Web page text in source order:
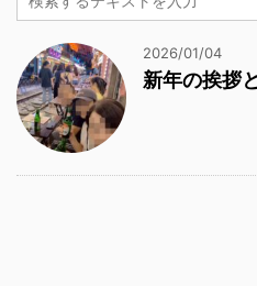
2026/01/04
新年の挨拶